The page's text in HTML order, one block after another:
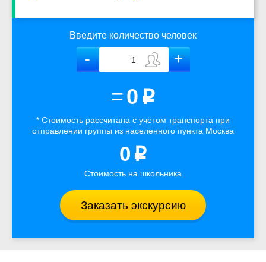
Введите количество человек
=0 p
* Стоимость рассчитана с учётом транспорта при
отправлении группы из населенного пункта Москва
0 p
Стоимость на школьника
Заказать экскурсию